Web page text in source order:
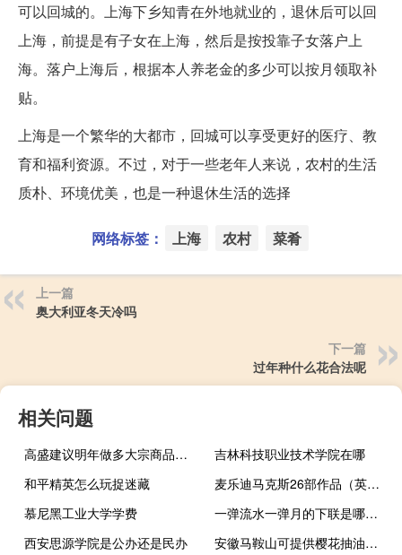
可以回城的。上海下乡知青在外地就业的，退休后可以回
上海，前提是有子女在上海，然后是按投靠子女落户上
海。落户上海后，根据本人养老金的多少可以按月领取补
贴。
上海是一个繁华的大都市，回城可以享受更好的医疗、教
育和福利资源。不过，对于一些老年人来说，农村的生活
质朴、环境优美，也是一种退休生活的选择
网络标签： 上海 农村 菜肴
上一篇
奥大利亚冬天冷吗
下一篇
过年种什么花合法呢
相关问题
高盛建议明年做多大宗商品：原油、铜和铝的市场供需情况将好转
吉林科技职业技术学院在哪
和平精英怎么玩捉迷藏
麦乐迪马克斯26部作品（英国马克斯思班塞公司简介）
慕尼黑工业大学学费
一弹流水一弹月的下联是哪一句（一弹流水一弹月的下联）
西安思源学院是公办还是民办
安徽马鞍山可提供樱花抽油烟机维修服务地址在哪